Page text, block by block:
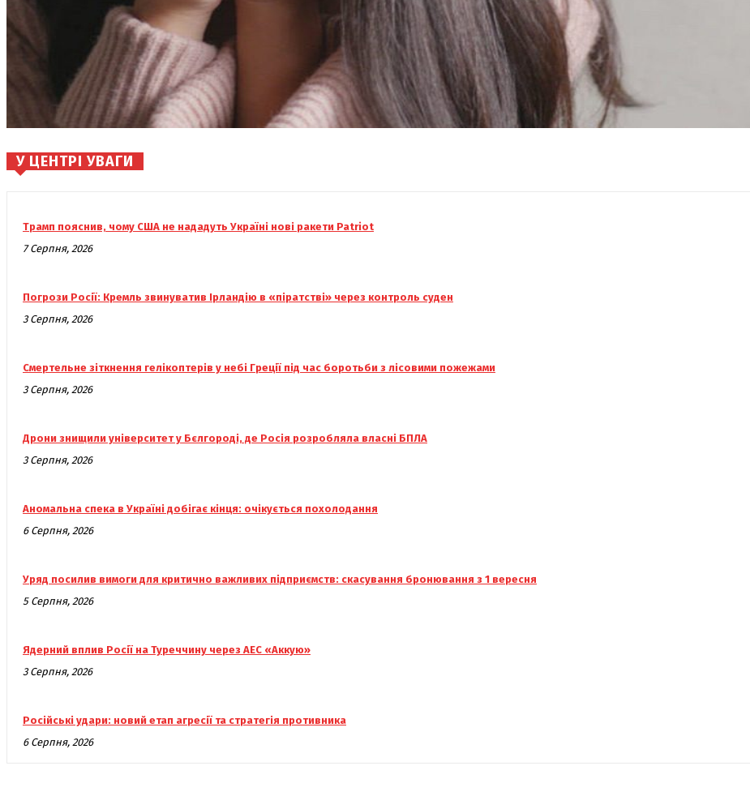
У ЦЕНТРІ УВАГИ
Трамп пояснив, чому США не нададуть Україні нові ракети Patriot
7 Серпня, 2026
Погрози Росії: Кремль звинуватив Ірландію в «піратстві» через контроль суден
3 Серпня, 2026
Смертельне зіткнення гелікоптерів у небі Греції під час боротьби з лісовими пожежами
3 Серпня, 2026
Дрони знищили університет у Бєлгороді, де Росія розробляла власні БПЛА
3 Серпня, 2026
Аномальна спека в Україні добігає кінця: очікується похолодання
6 Серпня, 2026
Уряд посилив вимоги для критично важливих підприємств: скасування бронювання з 1 вересня
5 Серпня, 2026
Ядерний вплив Росії на Туреччину через АЕС «Аккую»
3 Серпня, 2026
Російські удари: новий етап агресії та стратегія противника
6 Серпня, 2026